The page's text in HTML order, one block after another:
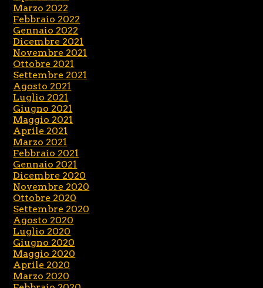
Marzo 2022
Febbraio 2022
Gennaio 2022
Dicembre 2021
Novembre 2021
Ottobre 2021
Settembre 2021
Agosto 2021
Luglio 2021
Giugno 2021
Maggio 2021
Aprile 2021
Marzo 2021
Febbraio 2021
Gennaio 2021
Dicembre 2020
Novembre 2020
Ottobre 2020
Settembre 2020
Agosto 2020
Luglio 2020
Giugno 2020
Maggio 2020
Aprile 2020
Marzo 2020